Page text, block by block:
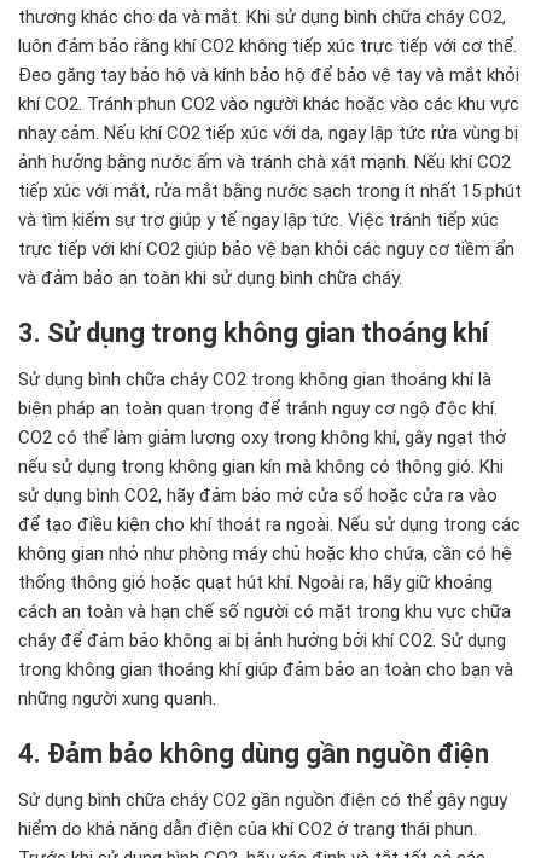
thương khác cho da và mắt. Khi sử dụng bình chữa cháy CO2,
luôn đảm bảo rằng khí CO2 không tiếp xúc trực tiếp với cơ thể.
Đeo găng tay bảo hộ và kính bảo hộ để bảo vệ tay và mắt khỏi
khí CO2. Tránh phun CO2 vào người khác hoặc vào các khu vực
nhạy cảm. Nếu khí CO2 tiếp xúc với da, ngay lập tức rửa vùng bị
ảnh hưởng bằng nước ấm và tránh chà xát mạnh. Nếu khí CO2
tiếp xúc với mắt, rửa mắt bằng nước sạch trong ít nhất 15 phút
và tìm kiếm sự trợ giúp y tế ngay lập tức. Việc tránh tiếp xúc
trực tiếp với khí CO2 giúp bảo vệ bạn khỏi các nguy cơ tiềm ẩn
và đảm bảo an toàn khi sử dụng bình chữa cháy.
3. Sử dụng trong không gian thoáng khí
Sử dụng bình chữa cháy CO2 trong không gian thoáng khí là
biện pháp an toàn quan trọng để tránh nguy cơ ngộ độc khí.
CO2 có thể làm giảm lượng oxy trong không khí, gây ngạt thở
nếu sử dụng trong không gian kín mà không có thông gió. Khi
sử dụng bình CO2, hãy đảm bảo mở cửa sổ hoặc cửa ra vào
để tạo điều kiện cho khí thoát ra ngoài. Nếu sử dụng trong các
không gian nhỏ như phòng máy chủ hoặc kho chứa, cần có hệ
thống thông gió hoặc quạt hút khí. Ngoài ra, hãy giữ khoảng
cách an toàn và hạn chế số người có mặt trong khu vực chữa
cháy để đảm bảo không ai bị ảnh hưởng bởi khí CO2. Sử dụng
trong không gian thoáng khí giúp đảm bảo an toàn cho bạn và
những người xung quanh.
4. Đảm bảo không dùng gần nguồn điện
Sử dụng bình chữa cháy CO2 gần nguồn điện có thể gây nguy
hiểm do khả năng dẫn điện của khí CO2 ở trạng thái phun.